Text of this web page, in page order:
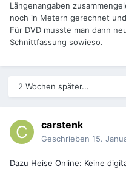
Längenangaben
noch in Metern gerechnet
Für DVD musste man dann
Schnittfassung sowieso.
2 Wochen später...
carstenk
Geschrieben 15.
Dazu Heise Online: Keine